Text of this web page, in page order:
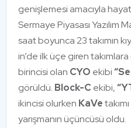
genişlemesi amacıyla
Sermaye Piyasası Yazılım
saat boyunca 23 takımın
in’de ilk üçe giren
birincisi olan CYO ekibi
görüldü. Block-C ekibi,
ikincisi olurken KaVe
yarışmanın üçüncüsü oldu.